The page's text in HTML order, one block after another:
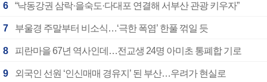
6 “낙동강권 삼락·을숙도·다대포 연결해 서부산 관광 키우자”
7 부울경 주말부터 비소식…‘극한 폭염’ 한풀 꺾일 듯
8 피란마을 67년 역사인데…전교생 24명 아미초 통폐합 기로
9 외국인 선원 ‘인신매매 경유지’ 된 부산…우려가 현실로